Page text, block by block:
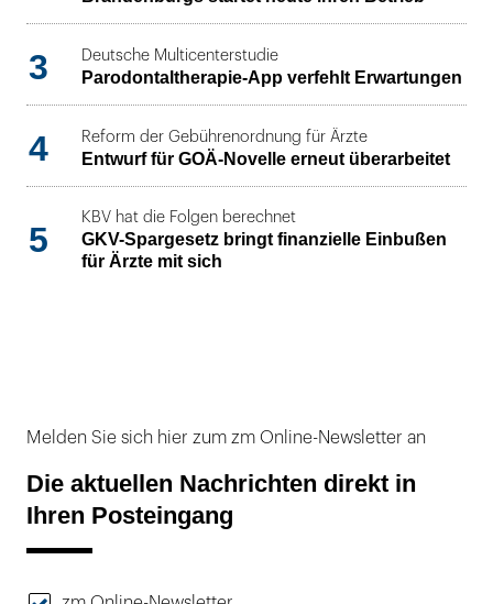
3 Deutsche Multicenterstudie
Parodontaltherapie-App verfehlt Erwartungen
4 Reform der Gebührenordnung für Ärzte
Entwurf für GOÄ-Novelle erneut überarbeitet
5
KBV hat die Folgen berechnet
GKV-Spargesetz bringt finanzielle Einbußen
für Ärzte mit sich
Melden Sie sich hier zum zm Online-Newsletter an
Die aktuellen Nachrichten direkt in
Ihren Posteingang